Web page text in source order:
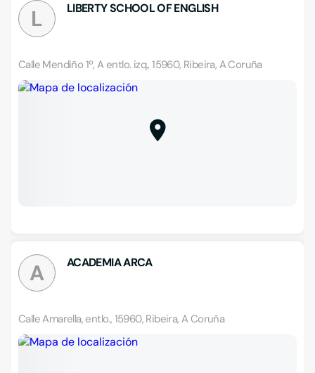
L LIBERTY SCHOOL OF ENGLISH
Calle Mendiño 1º, A entlo. izq., 15960, Ribeira, A Coruña
A ACADEMIA ARCA
Calle Amarella, entlo., 15960, Ribeira, A Coruña